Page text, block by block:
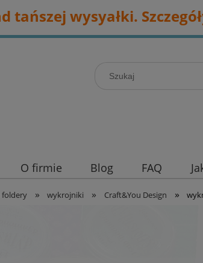
tańszej wysyałki.
O firmie Blog FAQ
» wykrojniki » Craft&You Design »